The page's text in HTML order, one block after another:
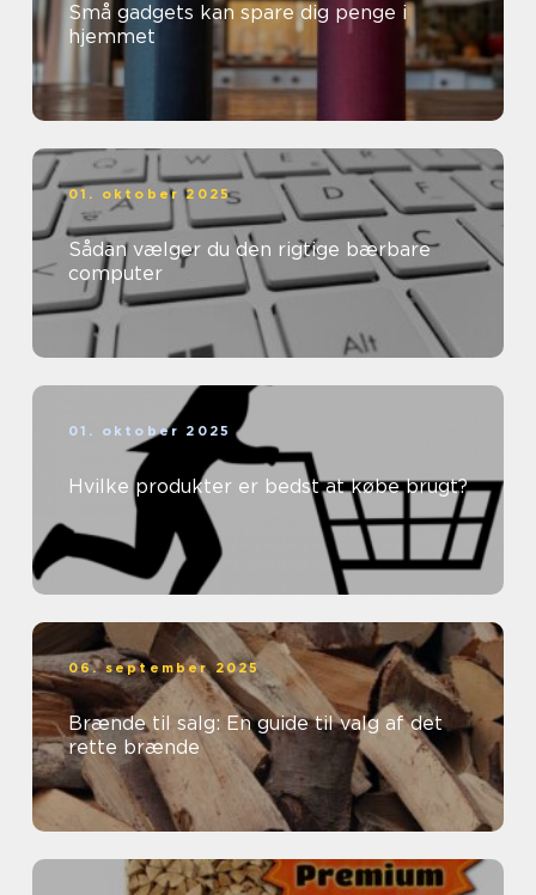
Små gadgets kan spare dig penge i
hjemmet
01. oktober 2025
Sådan vælger du den rigtige bærbare
computer
01. oktober 2025
Hvilke produkter er bedst at købe brugt?
06. september 2025
Brænde til salg: En guide til valg af det
rette brænde